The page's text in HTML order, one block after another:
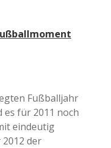
Fußballjahr
es für 2011 noch
eindeutig
der